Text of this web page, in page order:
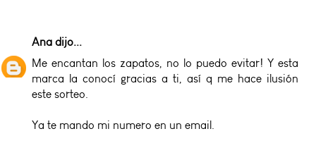
Ana dijo...
Me encantan los zapatos, no lo puedo evitar! Y esta
marca la conocí gracias a ti, así q me hace ilusión
este sorteo.
Ya te mando mi numero en un email.